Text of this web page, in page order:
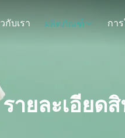
กับเรา ผลิตภัณฑ์ กา
รายละเอียด